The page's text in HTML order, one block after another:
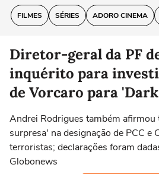
FILMES SÉRIES ADORO CINEMA
Diretor-geral da PF
inquérito para
de Vorcaro para
Andrei Rodrigues também afirmou
surpresa' na designação de PCC e
terroristas; declarações foram
Globonews